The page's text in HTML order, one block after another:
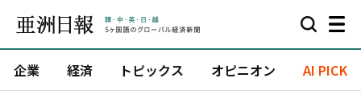
企業 経済 トピックス オピニオン AI PICK